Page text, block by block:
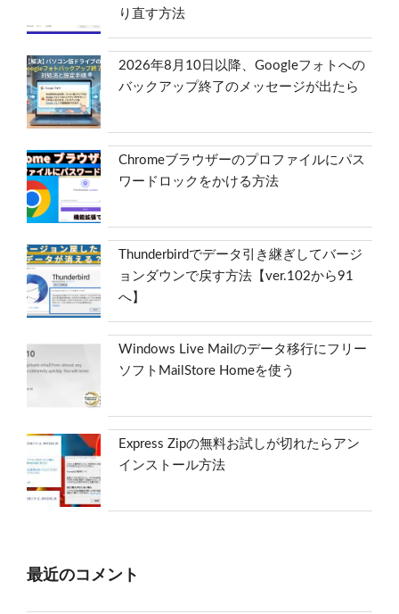
り直す方法
2026年8月10日以降、Googleフォトへの
バックアップ終了のメッセージが出たら
Chromeブラウザーのプロファイルにパス
ワードロックをかける方法
Thunderbirdでデータ引き継ぎしてバージ
ョンダウンで戻す方法【ver.102から91
へ】
Windows Live Mailのデータ移行にフリー
ソフトMailStore Homeを使う
Express Zipの無料お試しが切れたらアン
インストール方法
最近のコメント